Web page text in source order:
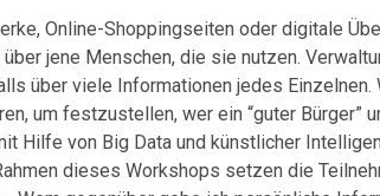
Online-Shoppingseiten oder digitale
jene Menschen, die sie nutzen.
über viele Informationen jedes
um festzustellen, wer ein “guter Bürger”
Hilfe von Big Data und künstlicher
dieses Workshops setzen die